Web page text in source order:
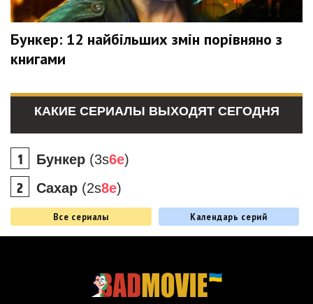
Бункер: 12 найбільших змін порівняно з
книгами
КАКИЕ СЕРИАЛЫ ВЫХОДЯТ СЕГОДНЯ
Бункер (3s6e)
Сахар (2s8e)
Все сериалы Календарь серий